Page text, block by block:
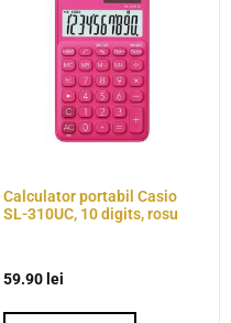
Calculator portabil Casio
SL-310UC, 10 digits, rosu
59.90 lei